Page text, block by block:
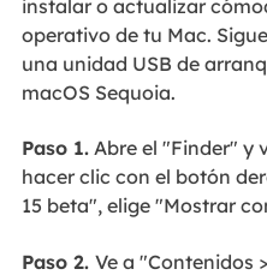
instalar o actualizar
operativo de tu Mac.
una unidad USB de
macOS Sequoia.
Paso 1.Abre el "Finder" y
hacer clic con el botón
15 beta", elige "Mostrar
Paso 2. Ve a "Contenidos